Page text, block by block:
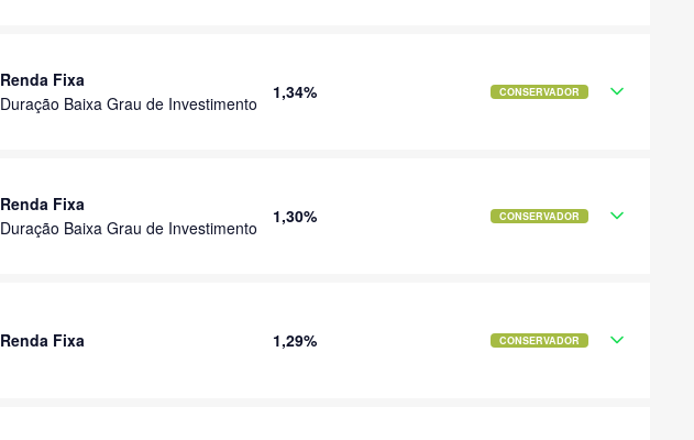
Renda Fixa
Duração Baixa Grau de Investimento
1,34% CONSERVADOR
Renda Fixa
Duração Baixa Grau de Investimento
1,30% CONSERVADOR
Renda Fixa 1,29% CONSERVADOR